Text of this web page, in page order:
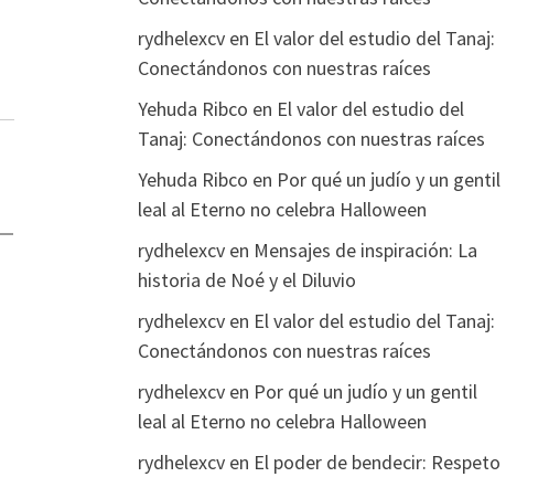
rydhelexcven El valor del estudio del Tanaj:
Conectándonos con nuestras raíces
Yehuda Ribco en El valor del estudio del
Tanaj: Conectándonos con nuestras raíces
Yehuda Ribco en Por qué un judío y un gentil
leal al Eterno no celebra Halloween
rydhelexcven Mensajes de inspiración: La
historia de Noé y el Diluvio
rydhelexcven El valor del estudio del Tanaj:
Conectándonos con nuestras raíces
rydhelexcven Por qué un judío y un gentil
leal al Eterno no celebra Halloween
rydhelexcven El poder de bendecir: Respeto